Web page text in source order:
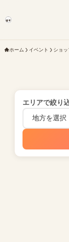
ホーム イベント ショッ
エリアで絞り